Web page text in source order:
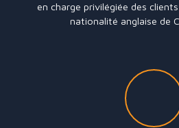
en charge privilégiée des
nationalité anglaise de